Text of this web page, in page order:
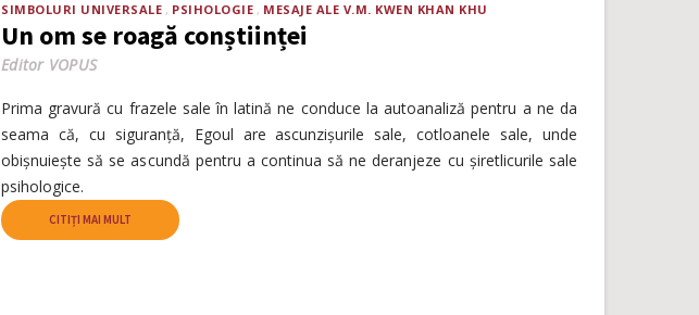
SIMBOLURI UNIVERSALE PSIHOLOGIE MESAJE ALE V.M. KWEN KHAN KHU
Un om se roagă conștiinței
Editor VOPUS
Prima gravură cu frazele sale în latină ne conduce la autoanaliză pentru a ne da
seama că, cu siguranță, Egoul are ascunzișurile sale, cotloanele sale, unde
obișnuiește să se ascundă pentru a continua să ne deranjeze cu șiretlicurile sale
psihologice.
CITIȚI MAI MULT